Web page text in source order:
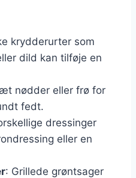
krydderurter som
dild kan tilføje en
nødder eller frø for
fedt.
dressinger
eller en
: Grillede grøntsager